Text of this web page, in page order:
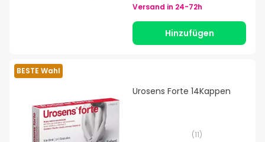
Versand in 24-72h
Hinzufügen
BESTE Wahl
Urosens Forte 14Kappen
(11)